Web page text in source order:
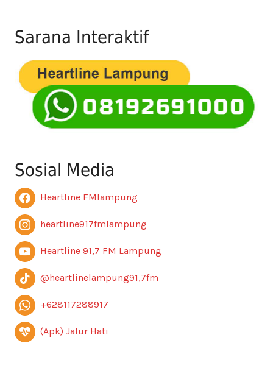
Sarana Interaktif
Sosial Media
Heartline FMlampung
heartline917fmlampung
Heartline 91,7 FM Lampung
@heartlinelampung91,7fm
+628117288917
(Apk) Jalur Hati